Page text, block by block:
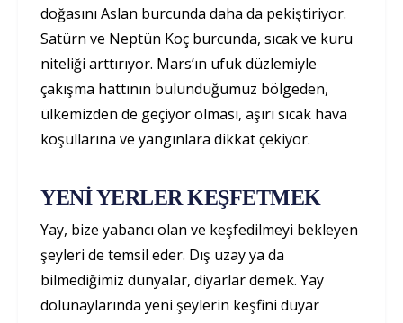
doğasını Aslan burcunda daha da pekiştiriyor.
Satürn ve Neptün Koç burcunda, sıcak ve kuru
niteliği arttırıyor. Mars’ın ufuk düzlemiyle
çakışma hattının bulunduğumuz bölgeden,
ülkemizden de geçiyor olması, aşırı sıcak hava
koşullarına ve yangınlara dikkat çekiyor.
YENİ YERLER KEŞFETMEK
Yay, bize yabancı olan ve keşfedilmeyi bekleyen
şeyleri de temsil eder. Dış uzay ya da
bilmediğimiz dünyalar, diyarlar demek. Yay
dolunaylarında yeni şeylerin keşfini duyar